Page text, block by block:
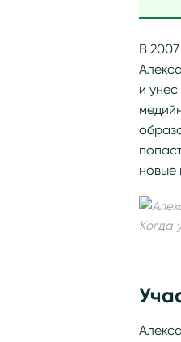
В
и
новые
Когда